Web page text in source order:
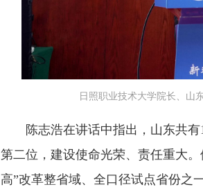
日照职业技术大学院长、山
陈志浩在讲话中指出，山东共有
第二位，建设使命光荣、责任重大
高”改革整省域、全口径试点省份之